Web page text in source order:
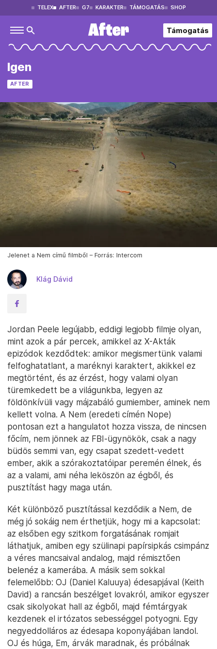
TELEX AFTER G7 KARAKTER TÁMOGATÁS SHOP
Támogatás
Igen
AFTER
Jelenet a Nem című filmből – Forrás: Intercom
Klág Dávid
Jordan Peele legújabb, eddigi legjobb filmje olyan,
mint azok a pár percek, amikkel az X-Akták
epizódok kezdődtek: amikor megismertünk valami
felfoghatatlant, a maréknyi karaktert, akikkel ez
megtörtént, és az érzést, hogy valami olyan
türemkedett be a világunkba, legyen az
földönkívüli vagy májzabáló gumiember, aminek nem
kellett volna. A Nem (eredeti címén Nope)
pontosan ezt a hangulatot hozza vissza, de nincsen
főcím, nem jönnek az FBI-ügynökök, csak a nagy
büdös semmi van, egy csapat szedett-vedett
ember, akik a szórakoztatóipar peremén élnek, és
az a valami, ami néha leköszön az égből, és
pusztítást hagy maga után.
Két különböző pusztítással kezdődik a Nem, de
még jó sokáig nem érthetjük, hogy mi a kapcsolat:
az elsőben egy szitkom forgatásának romjait
láthatjuk, amiben egy szülinapi papírsipkás csimpánz
a véres mancsaival andalog, majd rémisztően
belenéz a kamerába. A másik sem sokkal
felemelőbb: OJ (Daniel Kaluuya) édesapjával (Keith
David) a rancsán beszélget lovakról, amikor egyszer
csak sikolyokat hall az égből, majd fémtárgyak
kezdenek el irtózatos sebességgel potyogni. Egy
negyeddolláros az édesapa koponyájában landol.
OJ és húga, Em, árvák maradnak, és próbálnak